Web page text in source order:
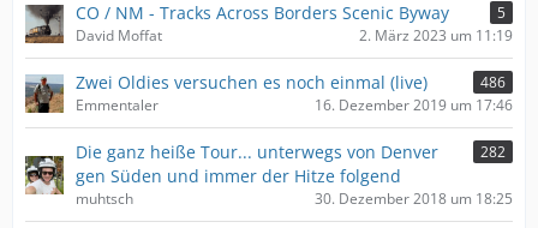
CO / NM - Tracks Across Borders Scenic Byway
5
David Moffat
2. März 2023 um 11:19
Zwei Oldies versuchen es noch einmal (live)
486
Emmentaler
16. Dezember 2019 um 17:46
Die ganz heiße Tour... unterwegs von Denver
gen Süden und immer der Hitze folgend
282
muhtsch 30. Dezember 2018 um 18:25